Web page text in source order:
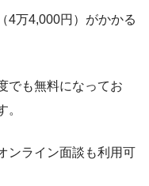
4万4,000円）がかかる
でも無料になってお
。
ンライン面談も利用可